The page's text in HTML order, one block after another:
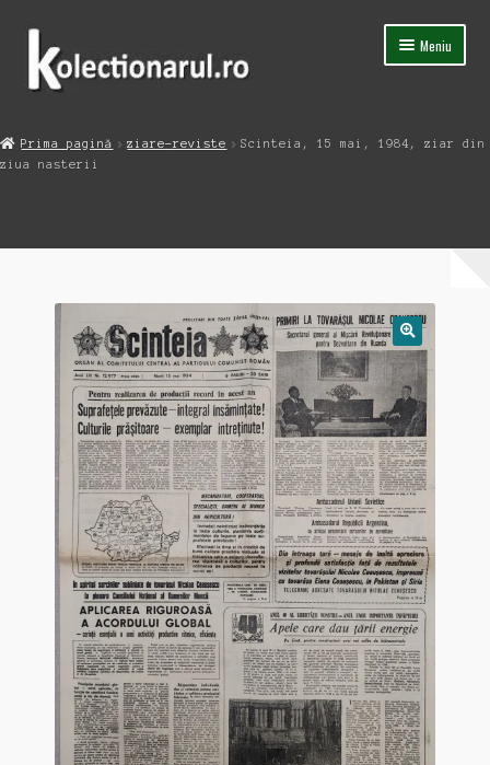
Sari
navigare
Sari
conținut
Meniu
Magazin
Prima pagină ziare-reviste
Scinteia, 15 mai, 1984, ziar din
ziua nasterii